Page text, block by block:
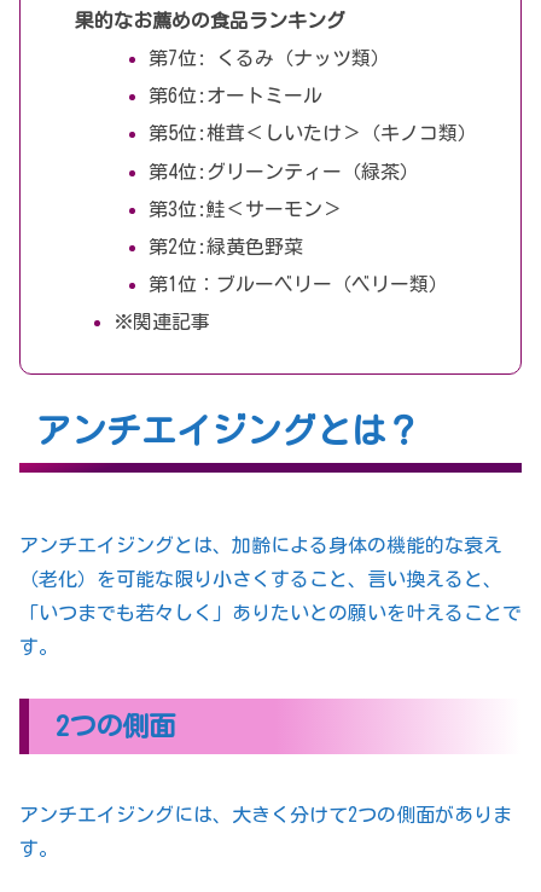
果的なお薦めの食品ランキング
第7位: くるみ（ナッツ類）
第6位:オートミール
第5位:椎茸＜しいたけ＞（キノコ類）
第4位:グリーンティー（緑茶）
第3位:鮭＜サーモン＞
第2位:緑黄色野菜
第1位：ブルーベリー（ベリー類）
※関連記事
アンチエイジングとは？
アンチエイジングとは、加齢による身体の機能的な衰え
（老化）を可能な限り小さくすること、言い換えると、
「いつまでも若々しく」ありたいとの願いを叶えることで
す。
2つの側面
アンチエイジングには、大きく分けて2つの側面がありま
す。